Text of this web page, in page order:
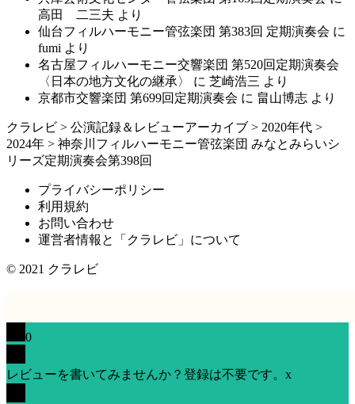
高田 二三夫 より
仙台フィルハーモニー管弦楽団 第383回 定期演奏会 に
fumi より
名古屋フィルハーモニー交響楽団 第520回定期演奏会
〈日本の地方文化の継承〉
に 芝崎浩三 より
京都市交響楽団 第699回定期演奏会 に 畠山博志 より
クラレビ > 公演記録＆レビューアーカイブ > 2020年代 >
2024年 > 神奈川フィルハーモニー管弦楽団 みなとみらいシ
リーズ定期演奏会第398回
プライバシーポリシー
利用規約
お問い合わせ
運営者情報と「クラレビ」について
© 2021 クラレビ
0
レビューを書いてみませんか？登録は不要です。 x